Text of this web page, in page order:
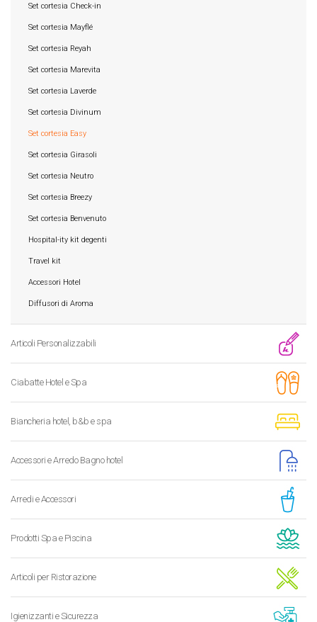
Set cortesia Check-in
Set cortesia Mayflé
Set cortesia Reyah
Set cortesia Marevita
Set cortesia Laverde
Set cortesia Divinum
Set cortesia Easy
Set cortesia Girasoli
Set cortesia Neutro
Set cortesia Breezy
Set cortesia Benvenuto
Hospital-ity kit degenti
Travel kit
Accessori Hotel
Diffusori di Aroma
Articoli Personalizzabili
Ciabatte Hotel e Spa
Biancheria hotel, b&b e spa
Accessori e Arredo Bagno hotel
Arredi e Accessori
Prodotti Spa e Piscina
Articoli per Ristorazione
Igienizzanti e Sicurezza